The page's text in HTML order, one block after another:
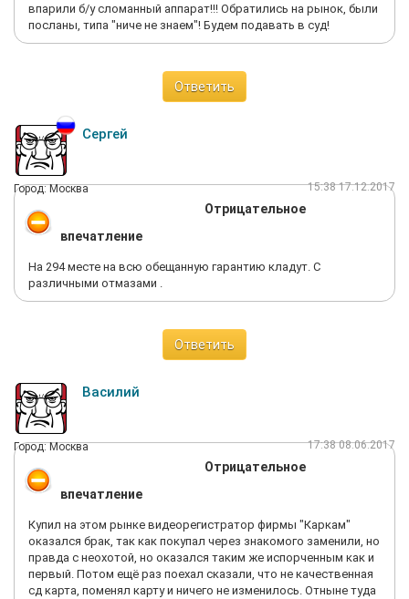
впарили б/у сломанный аппарат!!! Обратились на рынок, были
посланы, типа "ниче не знаем"! Будем подавать в суд!
Ответить
Сергей
Город: Москва 15:38 17.12.2017
Отрицательное
впечатление
На 294 месте на всю обещанную гарантию кладут. С
различными отмазами .
Ответить
Василий
Город: Москва 17:38 08.06.2017
Отрицательное
впечатление
Купил на этом рынке видеорегистратор фирмы "Каркам"
оказался брак, так как покупал через знакомого заменили, но
правда с неохотой, но оказался таким же испорченным как и
первый. Потом ещё раз поехал сказали, что не качественная
сд карта, поменял карту и ничего не изменилось. Отныне туда